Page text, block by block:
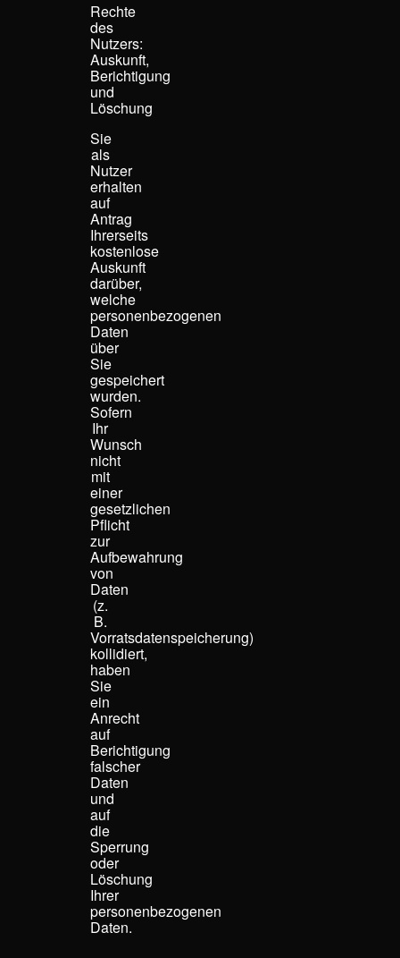
Rechte
des
Nutzers:
Auskunft,
Berichtigung
und
Löschung​
Sie
als
Nutzer
erhalten
auf
Antrag
Ihrerseits
kostenlose
Auskunft
darüber,
welche
personenbezogenen
Daten
über
Sie
gespeichert
wurden.
Sofern
Ihr
Wunsch
nicht
mit
einer
gesetzlichen
Pflicht
zur
Aufbewahrung
von
Daten
(z.
B.
Vorratsdatenspeicherung)
kollidiert,
haben
Sie
ein
Anrecht
auf
Berichtigung
falscher
Daten
und
auf
die
Sperrung
oder
Löschung
Ihrer
personenbezogenen
Daten.